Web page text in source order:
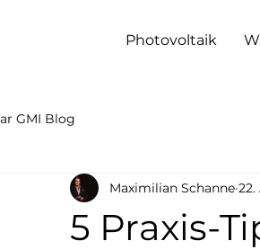
Photovoltaik
GMI Blog
5 Praxis-
Maximilian Schanne 22.